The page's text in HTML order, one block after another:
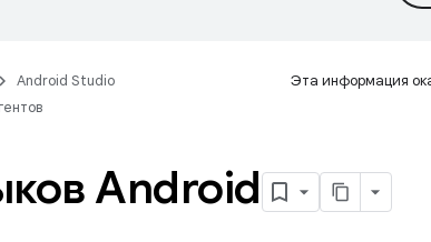
Android Studio
Эта информация
Android